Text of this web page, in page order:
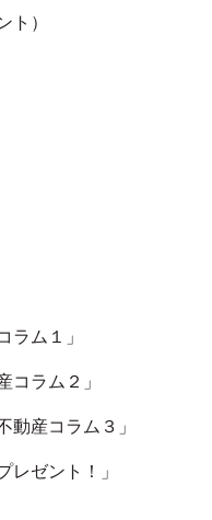
ト）
ラム１」
コラム２」
動産コラム３」
レゼント！」